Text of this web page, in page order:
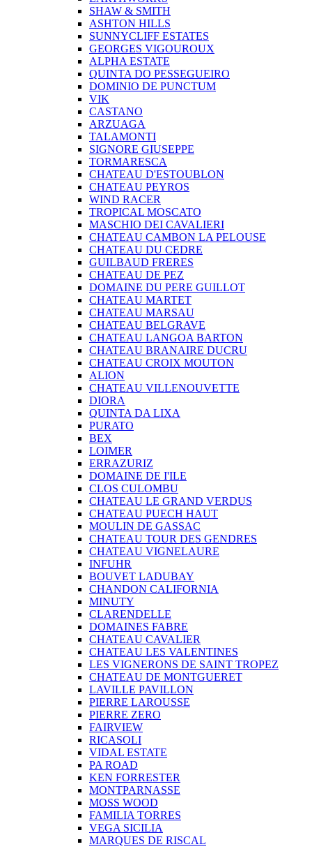
SHAW & SMITH
ASHTON HILLS
SUNNYCLIFF ESTATES
GEORGES VIGOUROUX
ALPHA ESTATE
QUINTA DO PESSEGUEIRO
DOMINIO DE PUNCTUM
VIK
CASTANO
ARZUAGA
TALAMONTI
SIGNORE GIUSEPPE
TORMARESCA
CHATEAU D'ESTOUBLON
CHATEAU PEYROS
WIND RACER
TROPICAL MOSCATO
MASCHIO DEI CAVALIERI
CHATEAU CAMBON LA PELOUSE
CHATEAU DU CEDRE
GUILBAUD FRERES
CHATEAU DE PEZ
DOMAINE DU PERE GUILLOT
CHATEAU MARTET
CHATEAU MARSAU
CHATEAU BELGRAVE
CHATEAU LANGOA BARTON
CHATEAU BRANAIRE DUCRU
CHATEAU CROIX MOUTON
ALION
CHATEAU VILLENOUVETTE
DIORA
QUINTA DA LIXA
PURATO
BEX
LOIMER
ERRAZURIZ
DOMAINE DE I'ILE
CLOS CULOMBU
CHATEAU LE GRAND VERDUS
CHATEAU PUECH HAUT
MOULIN DE GASSAC
CHATEAU TOUR DES GENDRES
CHATEAU VIGNELAURE
INFUHR
BOUVET LADUBAY
CHANDON CALIFORNIA
MINUTY
CLARENDELLE
DOMAINES FABRE
CHATEAU CAVALIER
CHATEAU LES VALENTINES
LES VIGNERONS DE SAINT TROPEZ
CHATEAU DE MONTGUERET
LAVILLE PAVILLON
PIERRE LAROUSSE
PIERRE ZERO
FAIRVIEW
RICASOLI
VIDAL ESTATE
PA ROAD
KEN FORRESTER
MONTPARNASSE
MOSS WOOD
FAMILIA TORRES
VEGA SICILIA
MARQUES DE RISCAL